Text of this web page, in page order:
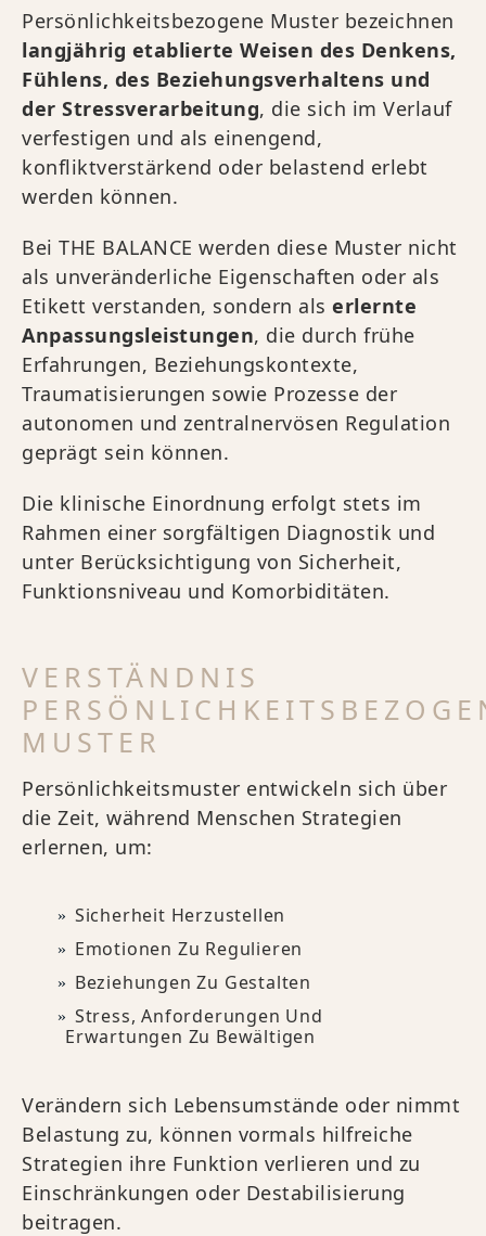
Persönlichkeitsbezogene Muster bezeichnen
langjährig etablierte Weisen des Denkens,
Fühlens, des Beziehungsverhaltens und
der Stressverarbeitung, die sich im Verlauf
verfestigen und als einengend,
konfliktverstärkend oder belastend erlebt
werden können.
Bei THE BALANCE werden diese Muster nicht
als unveränderliche Eigenschaften oder als
Etikett verstanden, sondern als erlernte
Anpassungsleistungen, die durch frühe
Erfahrungen, Beziehungskontexte,
Traumatisierungen sowie Prozesse der
autonomen und zentralnervösen Regulation
geprägt sein können.
Die klinische Einordnung erfolgt stets im
Rahmen einer sorgfältigen Diagnostik und
unter Berücksichtigung von Sicherheit,
Funktionsniveau und Komorbiditäten.
VERSTÄNDNIS
MUSTER
Persönlichkeitsmuster entwickeln sich über
die Zeit, während Menschen Strategien
erlernen, um:
Sicherheit Herzustellen
Emotionen Zu Regulieren
Beziehungen Zu Gestalten
Stress, Anforderungen Und
Erwartungen Zu Bewältigen
Verändern sich Lebensumstände oder nimmt
Belastung zu, können vormals hilfreiche
Strategien ihre Funktion verlieren und zu
Einschränkungen oder Destabilisierung
beitragen.